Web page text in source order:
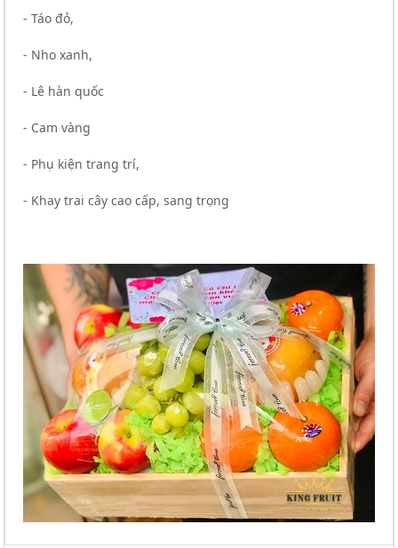
- Táo đỏ,
- Nho xanh,
- Lê hàn quốc
- Cam vàng
- Phụ kiện trang trí,
- Khay trai cây cao cấp, sang trọng